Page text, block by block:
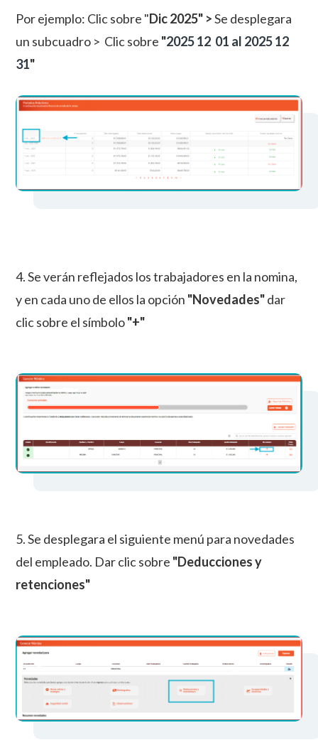
Por ejemplo: Clic sobre "Dic 2025" >Se desplegara
un subcuadro > Clic sobre "2025 12 01 al 2025 12
31"
4. Se verán reflejados los trabajadores en la nomina,
y en cada uno de ellos la opción "Novedades"dar
clic sobre el símbolo"+"
5. Se desplegara el siguiente menú para novedades
del empleado. Dar clic sobre "Deducciones y
retenciones"